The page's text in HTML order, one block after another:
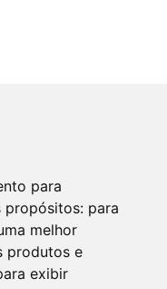
para
propósitos: para
melhor
produtos e
exibir